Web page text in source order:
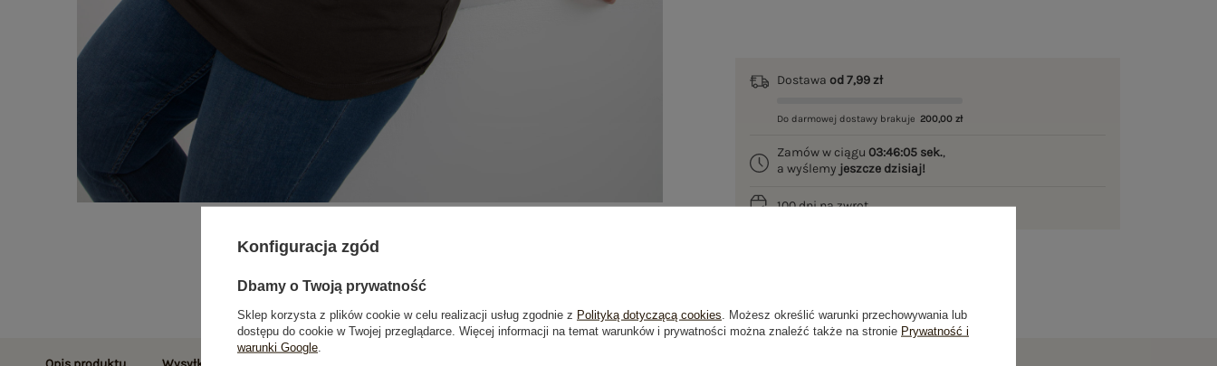
Dostawaod 7,99 zł
Do darmowej dostawy brakuje 200,00 zł
Zamów w ciągu03:46:04 sek.,
a wyślemy jeszcze dzisiaj!
100 dni na zwrot
Konfiguracja zgód
Dbamy o Twoją prywatność
Sklep korzysta z plików cookie w celu realizacji usług zgodnie z Polityką dotyczącą cookies . Możesz określić warunki przechowywania lub
dostępu do cookie w Twojej przeglądarce. Więcej informacji na temat warunków i prywatności można znaleźć także na stronie Prywatność i
warunki Google